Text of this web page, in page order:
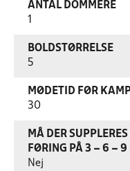
ANTAL DOMMERE
BOLDSTØRRELSE
5
MØDETID FØR
30
MÅ DER
FØRING PÅ 3 – 6 – 9
Nej